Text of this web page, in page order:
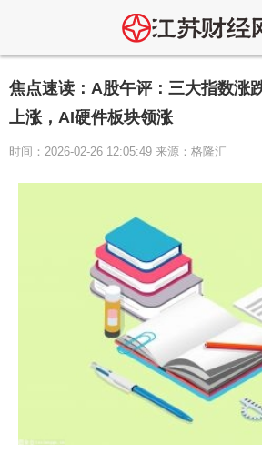
焦点速读：A股午评：三大指数涨
上涨，AI硬件板块领涨
时间：2026-02-26 12:05:49 来源：格隆汇